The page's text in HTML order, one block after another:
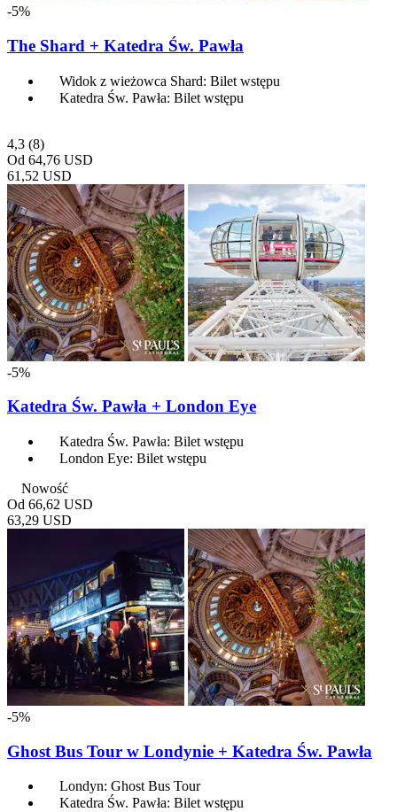
-5%
The Shard + Katedra Św. Pawła
Widok z wieżowca Shard: Bilet wstępu
Katedra Św. Pawła: Bilet wstępu
4,3 (8)
Od 64,76 USD
61,52 USD
-5%
Katedra Św. Pawła + London Eye
Katedra Św. Pawła: Bilet wstępu
London Eye: Bilet wstępu
Nowość
Od 66,62 USD
63,29 USD
-5%
Ghost Bus Tour w Londynie + Katedra Św. Pawła
Londyn: Ghost Bus Tour
Katedra Św. Pawła: Bilet wstępu